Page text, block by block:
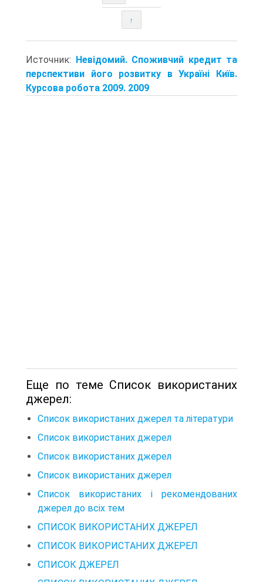
↑
Источник: Невідомий. Споживчий кредит та
перспективи його розвитку в Україні Київ.
Курсова робота 2009. 2009
Еще по теме Список використаних
джерел:
Список використаних джерел та літератури
Список використаних джерел
Список використаних джерел
Список використаних джерел
Список використаних і рекомендованих
джерел до всіх тем
СПИСОК ВИКОРИСТАНИХ ДЖЕРЕЛ
СПИСОК ВИКОРИСТАНИХ ДЖЕРЕЛ
СПИСОК ДЖЕРЕЛ